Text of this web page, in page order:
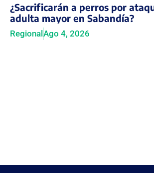
¿Sacrificarán a perros por
adulta mayor en Sabandía?
RegionalAgo 4, 2026